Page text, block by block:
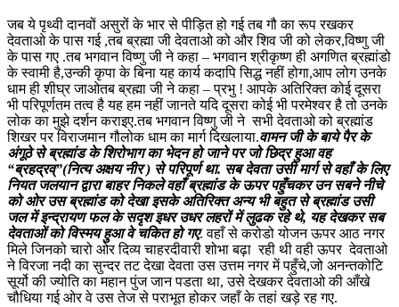
जब ये पृथ्वी दानवों असुरों के भार से पीड़ित हो गई तब गौ का रूप रखकर
देवताओ के पास गई ,तब ब्रह्मा जी देवताओ को और शिव जी को लेकर,विष्णु जी
के पास गए .तब भगवान विष्णु जी ने कहा – भगवान श्रीकृष्ण ही अगणित ब्रह्मांडो
के स्वामी है,उन्की कृपा के बिना यह कार्य कदापि सिद्ध नहीं होगा,आप लोग उनके
धाम ही शीघ्र जाओतब ब्रह्मा जी ने कहा – प्रभु ! आपके अतिरिक्त कोई दूसरा
भी परिपूर्णतम तत्व है यह हम नहीं जानते यदि दूसरा कोई भी परमेश्वर है तो उनके
लोक का मुझे दर्शन कराइए.तब भगवान विष्णु जी ने सभी देवताओ को ब्रह्मांड
शिखर पर विराजमान गौलोक धाम का मार्ग दिखलाया.वामन जी के बाये पैर के
अंगूठे से ब्रह्मांड के शिरोभाग का भेदन हो जाने पर जो छिद्र हुआ वह
“ब्रहद्रव्”(नित्य अक्षय नीर ) से परिपूर्ण था. सब देवता उसी मार्ग से वहाँ के लिए
नियत जलयान द्वारा बाहर निकले वहाँ ब्रह्मांड के ऊपर पहुँचकर उन सबने नीचे
को ओर उस ब्रह्मांड को देखा इसके अतिरिक्त अन्य भी बहुत से ब्रह्मांड उसी
जल में इन्द्रायण फल के सदृश इधर उधर लहरों में लुढक रहे थे, यह देखकर सब
देवताओं को विस्मय हुआ वे चकित हो गए.वहाँ से करोडो योजन ऊपर आठ नगर
मिले जिनको चारो ओर दिव्य चाहरदीवारी शोभा बढ़ा रही थी वही ऊपर देवताओ
ने विरजा नदी का सुन्दर तट देखा देवता उस उत्तम नगर में पहुँचे,जो अनन्तकोटि
सूर्यो की ज्योति का महान पुंज जान पडता था, उसे देखकर देवताओ की आँखे
चौधिया गई ओर वे उस तेज से पराभूत होकर जहाँ के तहां खड़े रह गए.